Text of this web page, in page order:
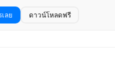
ลย ดาวน์โหลดฟรี